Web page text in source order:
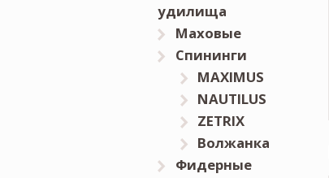
удилища
Маховые
Спининги
MAXIMUS
NAUTILUS
ZETRIX
Волжанка
Фидерные